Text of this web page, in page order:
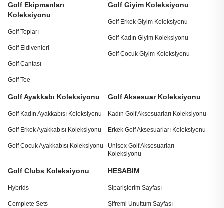
Golf Ekipmanları
Koleksiyonu
Golf Topları
Golf Eldivenleri
Golf Çantası
Golf Tee
Golf Giyim Koleksiyonu
Golf Erkek Giyim Koleksiyonu
Golf Kadın Giyim Koleksiyonu
Golf Çocuk Giyim Koleksiyonu
Golf Ayakkabı Koleksiyonu
Golf Kadın Ayakkabısı Koleksiyonu
Golf Erkek Ayakkabısı Koleksiyonu
Golf Çocuk Ayakkabısı Koleksiyonu
Golf Aksesuar Koleksiyonu
Kadın Golf Aksesuarları Koleksiyonu
Erkek Golf Aksesuarları Koleksiyonu
Unisex Golf Aksesuarları
Koleksiyonu
Golf Clubs Koleksiyonu
Hybrids
Complete Sets
HESABIM
Siparişlerim Sayfası
Şifremi Unuttum Sayfası